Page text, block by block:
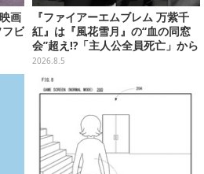
画
ビ
『ファイアーエムブレム 万紫千
紅』は『風花雪月』の“血の同窓
会”超え!?「主人公全員死亡」から
始まる物語は、様々なシリーズ作
を想起させる
2026.8.5